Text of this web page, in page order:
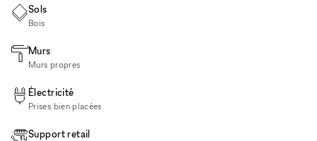
Sols
Bois
Murs
Murs propres
Électricité
Prises bien placées
Support retail